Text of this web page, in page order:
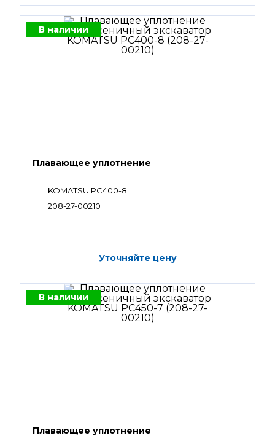
В наличии
Плавающее уплотнение
KOMATSU PC400-8
208-27-00210
Уточняйте цену
В наличии
Плавающее уплотнение